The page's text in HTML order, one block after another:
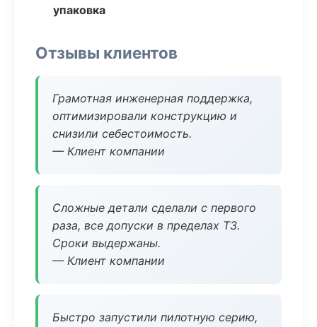
упаковка
Отзывы клиентов
Грамотная инженерная поддержка,
оптимизировали конструкцию и
снизили себестоимость.
— Клиент компании
Сложные детали сделали с первого
раза, все допуски в пределах ТЗ.
Сроки выдержаны.
— Клиент компании
Быстро запустили пилотную серию,